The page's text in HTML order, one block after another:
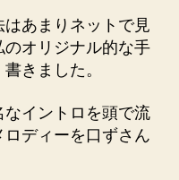
あまりネットで見
オリジナル的な手
きました。
イントロを頭で流
ロディーを口ずさん